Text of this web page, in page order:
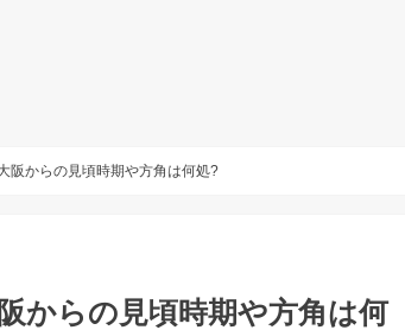
阪からの見頃時期や方角は何処?
からの見頃時期や方角は何